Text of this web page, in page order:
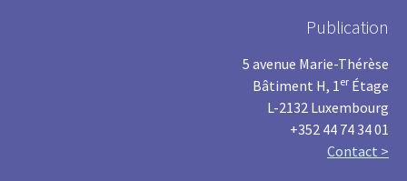
Publication
5 avenue Marie-Thérèse
Bâtiment H, 1 er Étage
L-2132 Luxembourg
+352 44 74 34 01
Contact >